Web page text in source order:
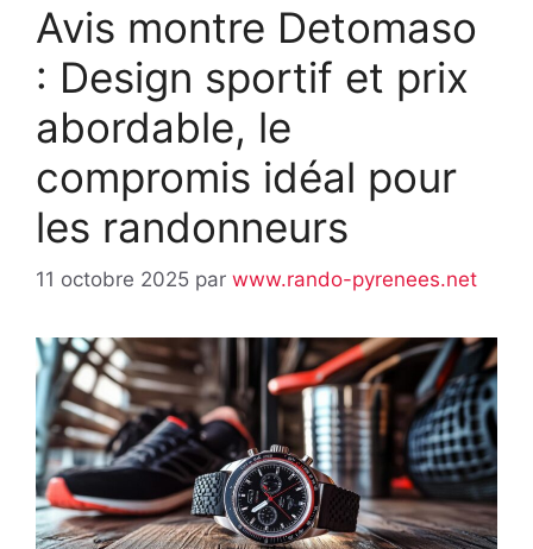
Avis montre Detomaso
: Design sportif et prix
abordable, le
compromis idéal pour
les randonneurs
11 octobre 2025 par www.rando-pyrenees.net